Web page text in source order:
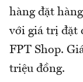
hàng đặt
với giá trị đặt
FPT Shop.
triệu đồng.